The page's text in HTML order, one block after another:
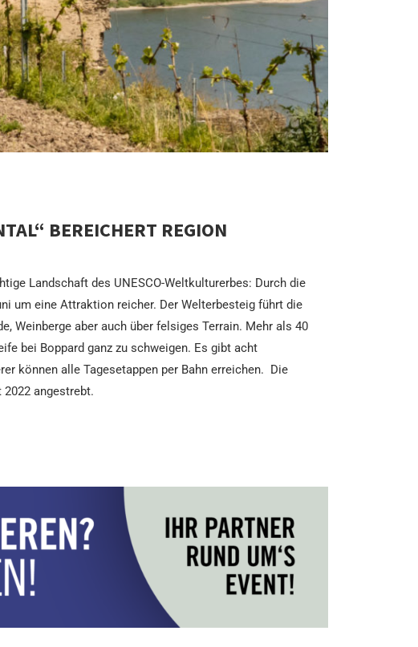
BEREICHERT REGION
Landschaft des UNESCO-Weltkulturerbes: Durch die
um eine Attraktion reicher. Der Welterbesteig führt die
Weinberge aber auch über felsiges Terrain. Mehr als 40
bei Boppard ganz zu schweigen. Es gibt acht
können alle Tagesetappen per Bahn erreichen. Die
angestrebt.